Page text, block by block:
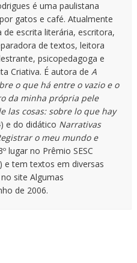
é uma paulistana
gatos e café. Atualmente
de escrita literária, escritora,
de textos, leitora
psicopedagoga e
Criativa. É autora de A
o que há entre o vazio e o
da minha própria pele
las cosas: sobre lo que hay
e do didático Narrativas
o meu mundo e
lugar no Prêmio SESC
e tem textos em diversas
site Algumas
de 2006.